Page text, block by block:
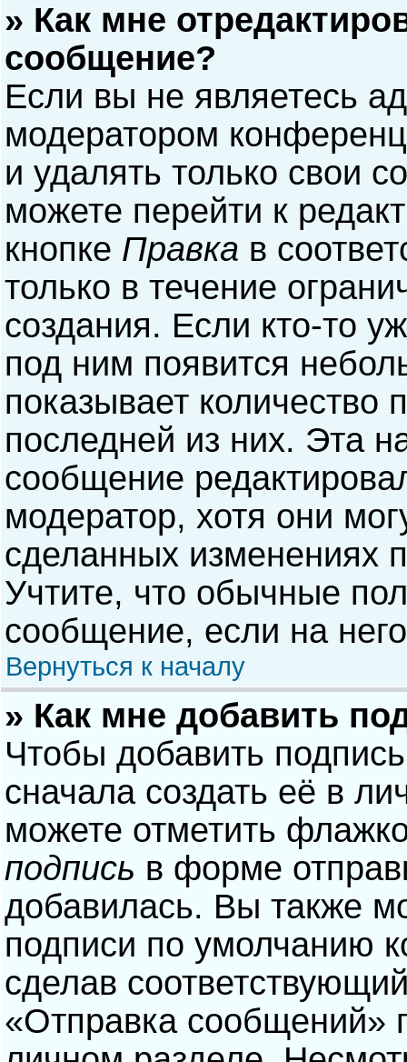
» Как мне
сообщение?
Если вы не являетесь
модератором
и удалять только свои
можете перейти к
кнопке Правка в
только в течение
создания. Если кто-то
под ним появится
показывает количество
последней из них. Эта
сообщение
модератор, хотя они
сделанных изменениях
Учтите, что обычные
сообщение, если на
Вернуться к началу
» Как мне добавить
Чтобы добавить
сначала создать её в
можете отметить
подпись в форме
добавилась. Вы также
подписи по умолчанию
сделав
«Отправка сообщений»